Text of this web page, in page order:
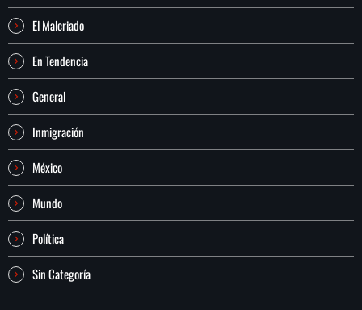
El Malcriado
En Tendencia
General
Inmigración
México
Mundo
Política
Sin Categoría